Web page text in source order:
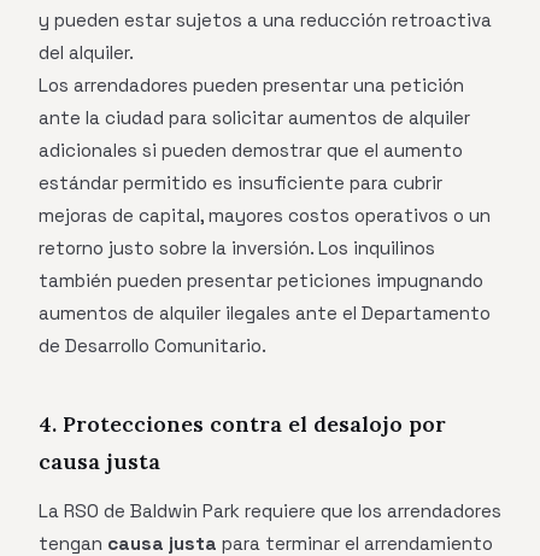
y pueden estar sujetos a una reducción retroactiva
del alquiler.
Los arrendadores pueden presentar una petición
ante la ciudad para solicitar aumentos de alquiler
adicionales si pueden demostrar que el aumento
estándar permitido es insuficiente para cubrir
mejoras de capital, mayores costos operativos o un
retorno justo sobre la inversión. Los inquilinos
también pueden presentar peticiones impugnando
aumentos de alquiler ilegales ante el Departamento
de Desarrollo Comunitario.
4. Protecciones contra el desalojo por
causa justa
La RSO de Baldwin Park requiere que los arrendadores
tengan causa justa para terminar el arrendamiento